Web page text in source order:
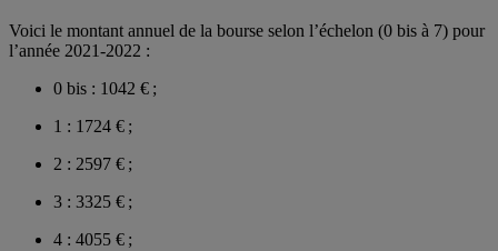
Voici le montant annuel de la bourse selon l’échelon (0 bis à 7) pour
l’année 2021-2022 :
0 bis : 1042 € ;
1 : 1724 € ;
2 : 2597 € ;
3 : 3325 € ;
4 : 4055 € ;